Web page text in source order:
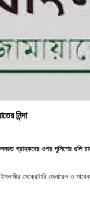
নিন্দা
গ্রাহকদের ওপর পুলিশের গুলি
সেক্রেটারি জেনারেল ও